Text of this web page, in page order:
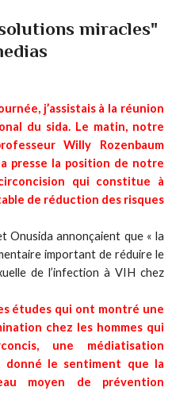
miracles"
j’assistais à la réunion
du sida. Le matin, notre
Willy Rozenbaum
presse la position de notre
qui constitue à
de réduction des risques
Onusida annonçaient que « la
important de réduire le
de l’infection à VIH chez
études qui ont montré une
chez les hommes qui
une médiatisation
donné le sentiment que la
moyen de prévention